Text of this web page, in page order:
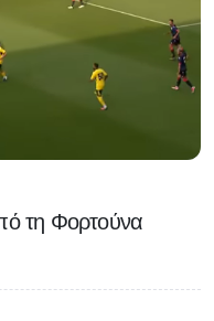
τη Φορτούνα